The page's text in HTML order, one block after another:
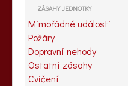
ZÁSAHY JEDNOTKY
Mimořádné události
Požáry
Dopravní nehody
Ostatní zásahy
Cvičení